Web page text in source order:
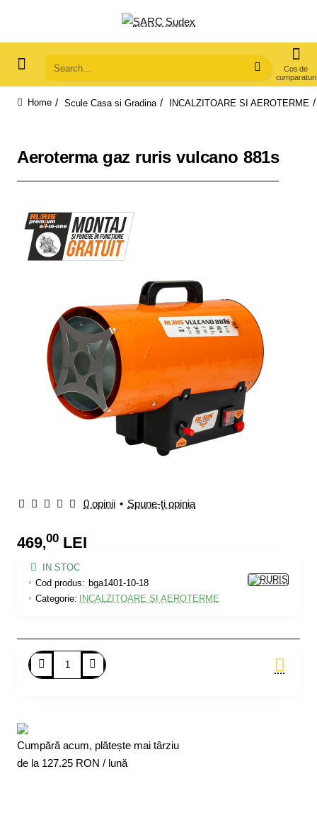
Search...
Scule Casa si Gradina INCALZITOARE SI AEROTERME
Aeroterma gaz ruris vulcano 881s
0 opinii • Spune-ţi opinia
469,00 LEI
IN STOC
Cod produs: bga1401-10-18
Categorie:
INCALZITOARE SI AEROTERME
Cumpără acum, plătește mai târziu
de la 127.25 RON / lună